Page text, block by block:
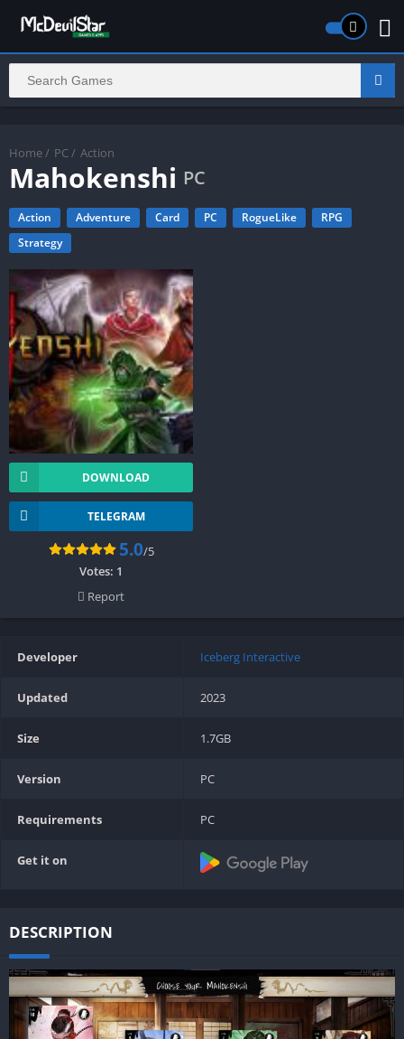
Home / PC / Action
Mahokenshi PC
Action Adventure Card PC RogueLike
RPG
Strategy
DOWNLOAD
TELEGRAM
5.0/5
Votes: 1
Report
Developer Iceberg Interactive
Updated 2023
Size 1.7GB
Version PC
Requirements PC
Get it on
DESCRIPTION